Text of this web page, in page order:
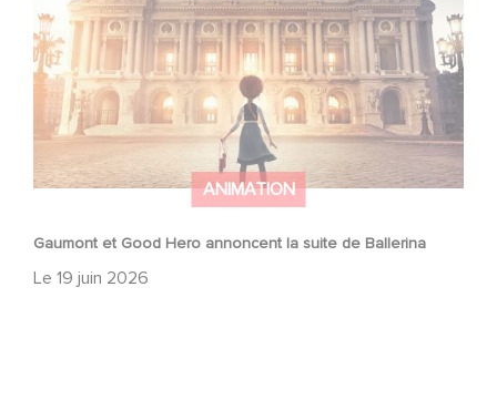
ANIMATION
Gaumont et Good Hero annoncent la suite de Ballerina
Le 19 juin 2026